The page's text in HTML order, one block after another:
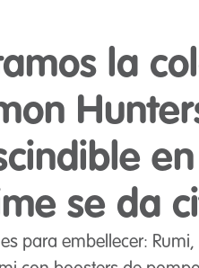
la
se da
para embellecer: